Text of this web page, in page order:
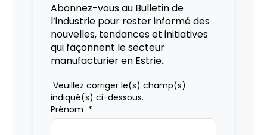
Abonnez-vous au Bulletin de
l’industrie pour rester informé des
nouvelles, tendances et initiatives
qui façonnent le secteur
manufacturier en Estrie..
Veuillez corriger le(s) champ(s)
indiqué(s) ci-dessous.
Prénom *